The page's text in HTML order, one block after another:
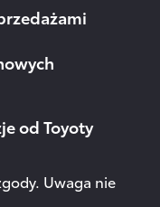
od Toyoty
Uwaga nie